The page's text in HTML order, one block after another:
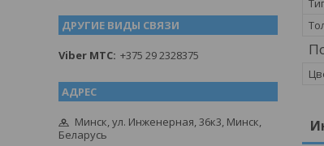
ДРУГИЕ ВИДЫ СВЯЗИ
Viber MTC +375 29 2328375
Минск, ул. Инженерная, 36к3, Минск,
Беларусь